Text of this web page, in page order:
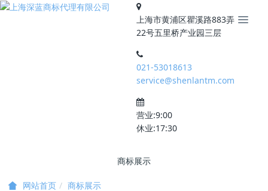
上海市黄浦区瞿溪路883弄
22号五里桥产业园三层
021-53018613
service@shenlantm.com
营业:9:00
休业:17:30
商标展示
网站首页 商标展示